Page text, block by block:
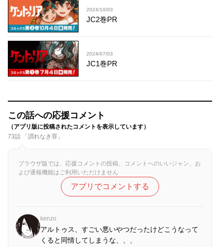
2024/10/03
JC2巻PR
2024/07/03
JC1巻PR
この話への応援コメント
（アプリ版に投稿されたコメントを表示しています）
73話 「謂れなき罪」
ブラウザ版では、応援コメントの投稿、コメントへのいいジャン、お
よび通報機能はご利用いただけません
アプリでコメントする
kenzo
アルトゥス、すごい悪いやつだったけどこうなって
くると同情してしまうな、、、